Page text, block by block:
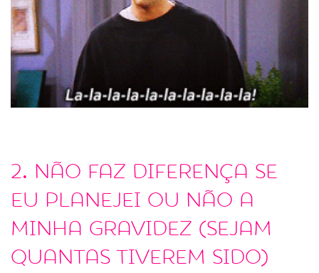
2. Não faz diferença se
eu planejei ou não a
minha gravidez (sejam
quantas tiverem sido)